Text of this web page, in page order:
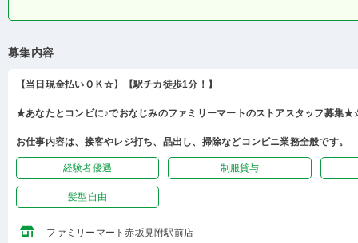
募集内容
【当日現金払いＯＫ☆】【駅チカ徒歩1分！】
★あなたとコンビに♪でおなじみのファミリーマートのストアスタッフ募集
お仕事内容は、接客やレジ打ち、品出し、掃除などコンビニ業務全般です。
経験者優遇 制服貸与
髪型自由
ファミリーマート赤坂見附駅前店